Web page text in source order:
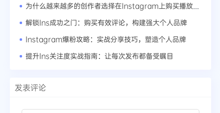
解锁Ins成功之门：购买有效评论，构建强大个人品牌
Instagram爆粉攻略：实战分享技巧，塑造个人品牌
提升Ins关注度实战指南：让每次发布都备受瞩目
发表评论